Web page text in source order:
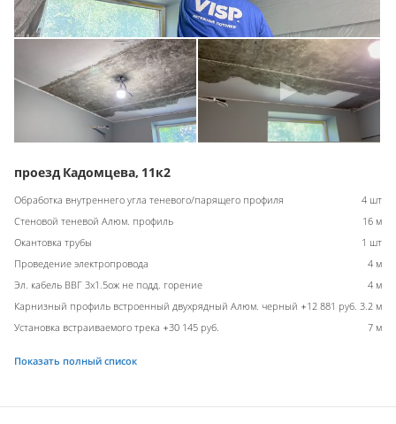
проезд Кадомцева, 11к2
Обработка внутреннего угла теневого/парящего профиля
4 шт
Стеновой теневой Алюм. профиль
16 м
Окантовка трубы
1 шт
Проведение электропровода
4 м
Эл. кабель ВВГ 3х1.5ож не подд. горение
4 м
Карнизный профиль встроенный двухрядный Алюм. черный +12 881 руб. 3.2 м
Установка встраиваемого трека +30 145 руб.
7 м
Показать полный список